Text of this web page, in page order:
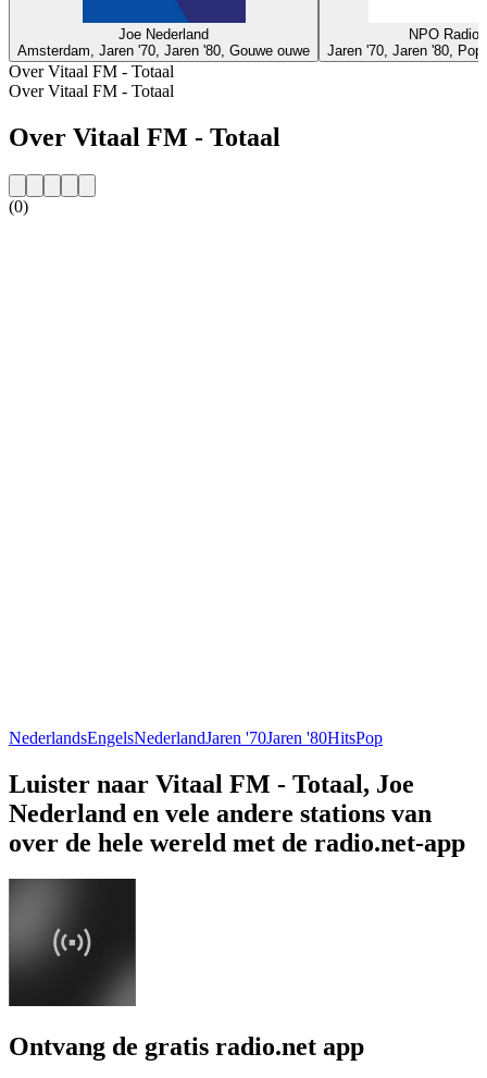
Joe Nederland
Amsterdam, Jaren '70, Jaren '80, Gouwe ouwe
NPO Radio
Jaren '70, Jaren '80,
Over Vitaal FM - Totaal
Over Vitaal FM - Totaal
Over Vitaal FM - Totaal
(0)
NederlandsEngelsNederlandJaren '70Jaren '80HitsPop
Luister naar Vitaal FM - Totaal, Joe
Nederland en vele andere stations van
over de hele wereld met de radio.net-app
Ontvang de gratis radio.net app